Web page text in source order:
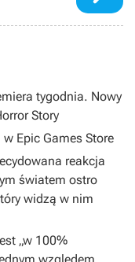
tygodnia. Nowy
Story
Epic Games Store
reakcja
światem ostro
widzą w nim
„w 100%